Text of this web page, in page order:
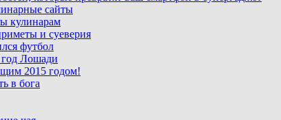
сайты
кулинарам
и суеверия
футбол
Лошади
2015 годом!
в бога